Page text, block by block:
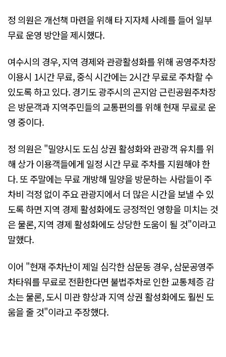
정 의원은 개선책 마련을 위해 타 지자체 사례를 들어 일부
무료 운영 방안을 제시했다.
여수시의 경우, 지역 경제와 관광활성화를 위해 공영주차장
이용시 1시간 무료, 중식 시간에는 2시간 무료로 주차할 수
있도록 하고 있다. 경기도 광주시의 곤지암 근린공원주차장
은 방문객과 지역주민들의 교통편의를 위해 현재 무료로 운
영 중이다.
정 의원은 "밀양시도 도심 상권 활성화와 관광객 유치를 위
해 상가 이용객들에게 일정 시간 무료 주차를 지원해야 한
다. 또 주말에는 무료 개방해 밀양을 방문하는 사람들이 주
차비 걱정 없이 주요 관광지에서 더 많은 시간을 보낼 수 있
도록 하면 지역 경제 활성화에도 긍정적인 영향을 미치는 것
은 물론, 지역 경제 활성화에도 상당한 도움이 될 것"이라고
말했다.
이어 "현재 주차난이 제일 심각한 삼문동 경우, 삼문공영주
차타워를 무료로 전환한다면 불법주차로 인한 교통체증 감
소는 물론, 도시 미관 향상과 지역 상권 활성화에도 훨씬 도
움을 줄 것"이라고 주장했다.